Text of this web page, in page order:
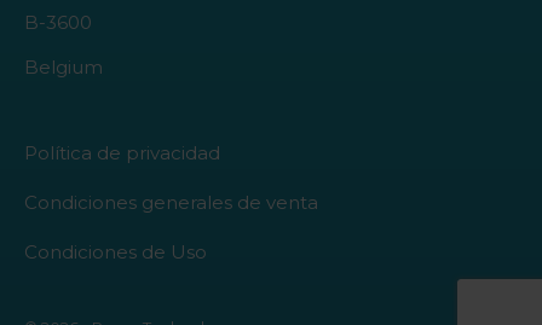
B-3600
Belgium
Política de privacidad
Condiciones generales de venta
Condiciones de Uso